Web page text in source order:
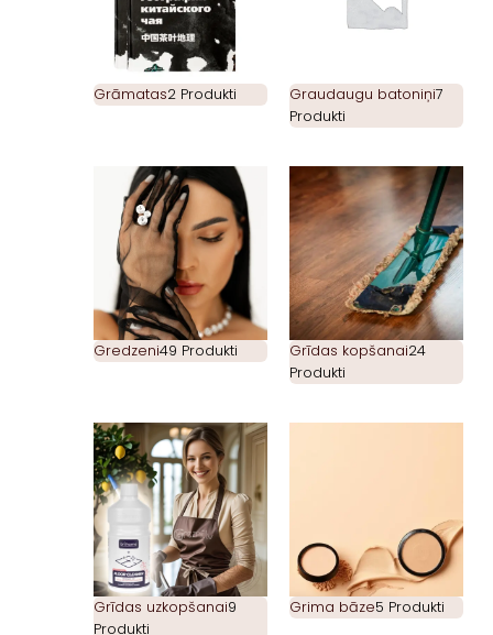
Grāmatas2 Produkti Graudaugu batoniņi7
Produkti
Gredzeni49 Produkti Grīdas kopšanai24
Produkti
Grīdas uzkopšanai9
Produkti
Grima bāze5 Produkti